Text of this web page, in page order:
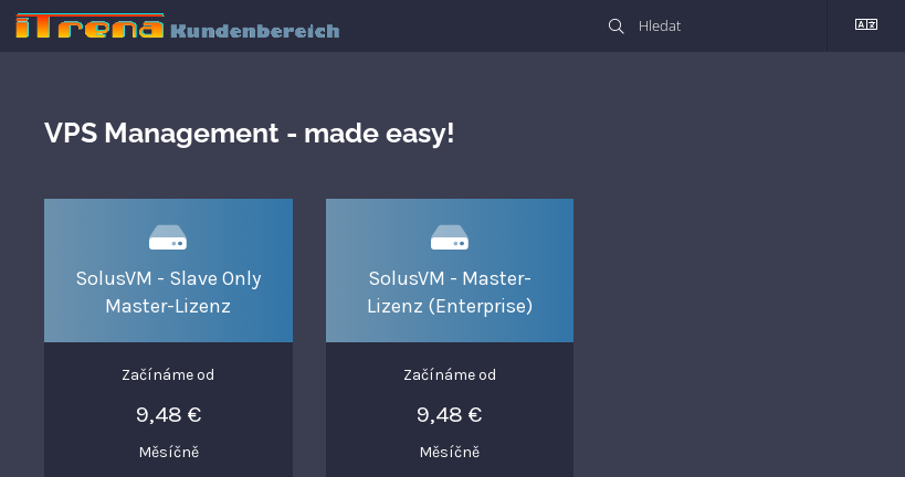
VPS Management - made easy!
SolusVM - Slave Only
Master-Lizenz
Začínáme od
9,48 €
Měsíčně
SolusVM - Master-
Lizenz (Enterprise)
Začínáme od
9,48 €
Měsíčně